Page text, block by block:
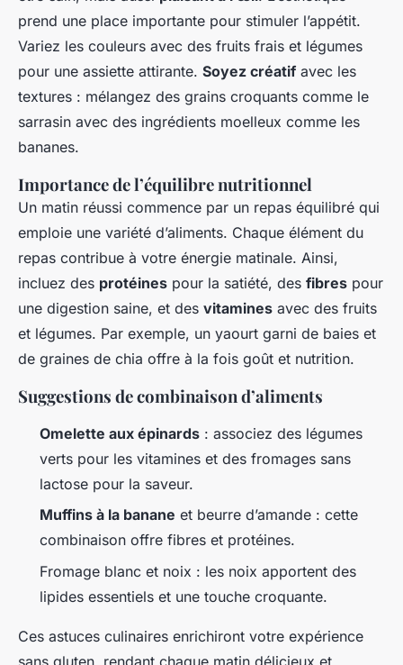
prend une place importante pour stimuler l’appétit.
Variez les couleurs avec des fruits frais et légumes
pour une assiette attirante. Soyez créatif avec les
textures : mélangez des grains croquants comme le
sarrasin avec des ingrédients moelleux comme les
bananes.
Importance de l’équilibre nutritionnel
Un matin réussi commence par un repas équilibré qui
emploie une variété d’aliments. Chaque élément du
repas contribue à votre énergie matinale. Ainsi,
incluez des protéines pour la satiété, des fibres pour
une digestion saine, et des vitamines avec des fruits
et légumes. Par exemple, un yaourt garni de baies et
de graines de chia offre à la fois goût et nutrition.
Suggestions de combinaison d’aliments
Omelette aux épinards : associez des légumes
verts pour les vitamines et des fromages sans
lactose pour la saveur.
Muffins à la banane et beurre d’amande : cette
combinaison offre fibres et protéines.
Fromage blanc et noix : les noix apportent des
lipides essentiels et une touche croquante.
Ces astuces culinaires enrichiront votre expérience
sans gluten, rendant chaque matin délicieux et